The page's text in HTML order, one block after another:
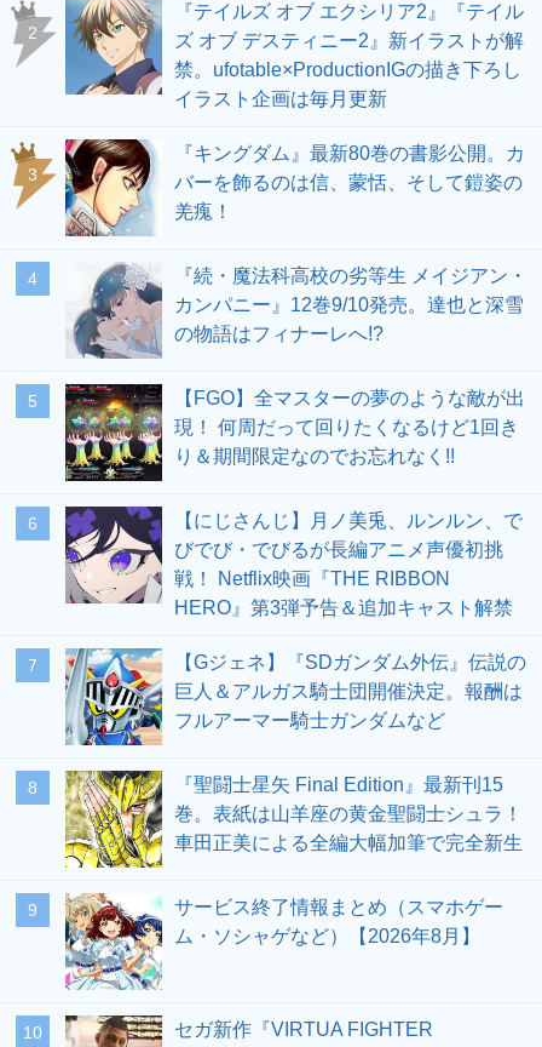
2
『テイルズ オブ エクシリア2』『テイル
ズ オブ デスティニー2』新イラストが解
禁。ufotable×ProductionIGの描き下ろし
イラスト企画は毎月更新
3
『キングダム』最新80巻の書影公開。カ
バーを飾るのは信、蒙恬、そして鎧姿の
羌瘣！
4
『続・魔法科高校の劣等生 メイジアン・
カンパニー』12巻9/10発売。達也と深雪
の物語はフィナーレへ!?
5
【FGO】全マスターの夢のような敵が出
現！ 何周だって回りたくなるけど1回き
り＆期間限定なのでお忘れなく!!
6
【にじさんじ】月ノ美兎、ルンルン、で
びでび・でびるが長編アニメ声優初挑
戦！ Netflix映画『THE RIBBON
HERO』第3弾予告＆追加キャスト解禁
7
【Gジェネ】『SDガンダム外伝』伝説の
巨人＆アルガス騎士団開催決定。報酬は
フルアーマー騎士ガンダムなど
8
『聖闘士星矢 Final Edition』最新刊15
巻。表紙は山羊座の黄金聖闘士シュラ！
車田正美による全編大幅加筆で完全新生
9
サービス終了情報まとめ（スマホゲー
ム・ソシャゲなど）【2026年8月】
10 セガ新作『VIRTUA FIGHTER